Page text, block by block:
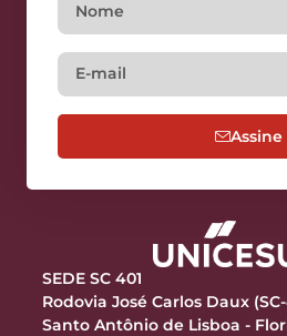
Assine
SEDE SC 401
Rodovia José Carlos Daux (SC-
Santo Antônio de Lisboa -